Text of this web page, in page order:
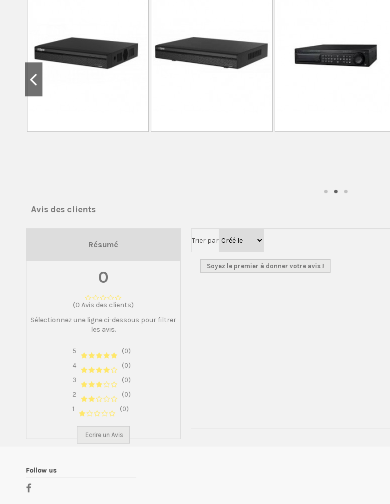
Avis des clients
Résumé
0
(0 Avis des clients)
Sélectionnez une ligne ci-dessous pour filtrer
les avis.
5
(0)
4
(0)
3
(0)
2
(0)
1
(0)
Ecrire un Avis
Trier par
Soyez le premier à donner votre avis !
Follow us